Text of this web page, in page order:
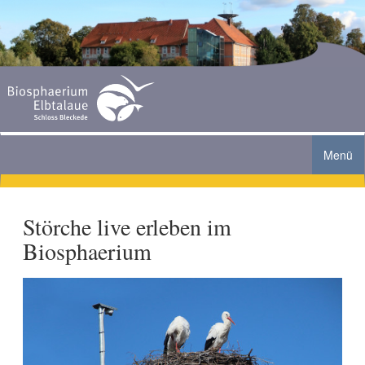
Menü
Ausstellung
Aquarienlandschaft
Angebote
Gruppen
Aktuelles
Sommer-Ferienprogramm 2026
Grenzturm Neu Bleckede geöffnet
Störche live erleben im
Biosphaerium